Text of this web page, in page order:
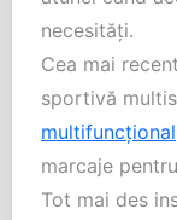
necesități.
Cea mai
sportivă
multifuncțional
marcaje
Tot mai des